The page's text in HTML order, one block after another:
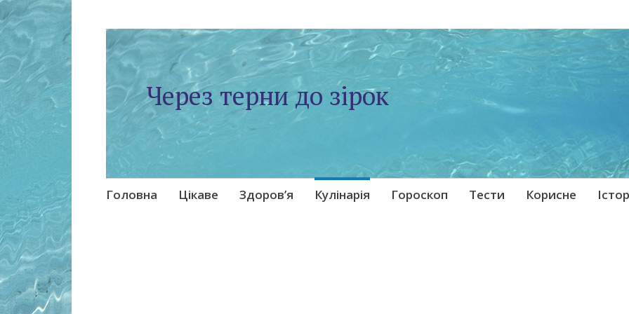
Через терни до зірок
Skip
Головна Цікаве Здоров’я Кулінарія Гороскоп Тести Корисне